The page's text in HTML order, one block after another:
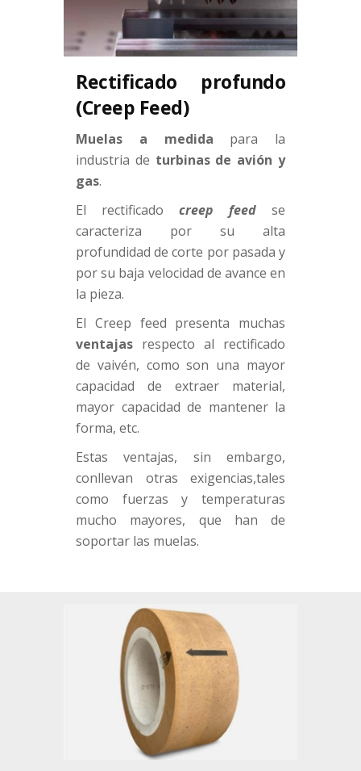
Rectificado profundo
(Creep Feed)
Muelas a medida para la
industria de turbinas de avión y
gas.
El rectificado creep feed
se
caracteriza por su alta
profundidad de corte por pasada y
por su baja velocidad de avance en
la pieza.
El Creep feed presenta muchas
ventajas respecto al rectificado
de vaivén, como son una mayor
capacidad de extraer material,
mayor capacidad de mantener la
forma, etc.
Estas ventajas, sin embargo,
conllevan otras exigencias,tales
como fuerzas y temperaturas
mucho mayores, que han de
soportar las muelas.